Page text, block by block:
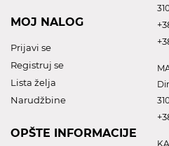
MOJ NALOG
Prijavi se
Registruj se
Lista želja
Narudžbine
OPŠTE INFORMACIJE